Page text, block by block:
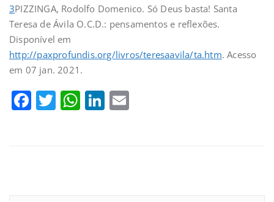
3PIZZINGA, Rodolfo Domenico. Só Deus basta! Santa
Teresa de Ávila O.C.D.: pensamentos e reflexões.
Disponível em
http://paxprofundis.org/livros/teresaavila/ta.htm. Acesso
em 07 jan. 2021.
Facebook
Twitter
WhatsApp
LinkedIn